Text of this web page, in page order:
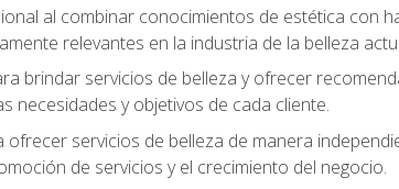
al combinar conocimientos de estética con
relevantes en la industria de la belleza
brindar servicios de belleza y ofrecer
necesidades y objetivos de cada cliente.
ofrecer servicios de belleza de manera
de servicios y el crecimiento del negocio.